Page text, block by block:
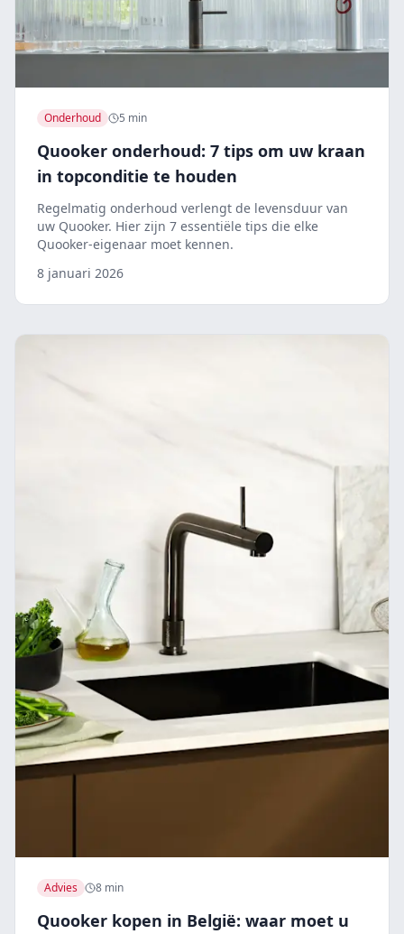
Onderhoud 5 min
Quooker onderhoud: 7 tips om uw kraan
in topconditie te houden
Regelmatig onderhoud verlengt de levensduur van
uw Quooker. Hier zijn 7 essentiële tips die elke
Quooker-eigenaar moet kennen.
8 januari 2026
Advies 8 min
Quooker kopen in België: waar moet u